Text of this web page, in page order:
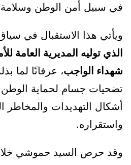
في سبيل أمن الوطن وسلامة
ويأتي هذا الاستقبال في
الذي توليه المديرية العامة
شهداء الواجب، عرفانًا لما
تضحيات جسام لحماية
أشكال التهديدات والمخاطر
واستقراره.
وقد حرص السيد حموشي خلال